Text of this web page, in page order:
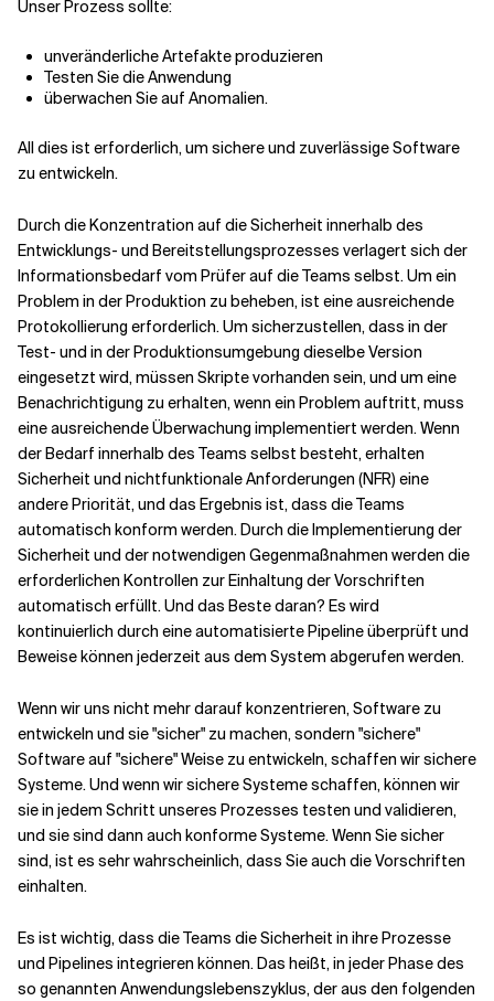
Unser Prozess sollte:
unveränderliche Artefakte produzieren
Testen Sie die Anwendung
überwachen Sie auf Anomalien.
All dies ist erforderlich, um sichere und zuverlässige Software
zu entwickeln.
Durch die Konzentration auf die Sicherheit innerhalb des
Entwicklungs- und Bereitstellungsprozesses verlagert sich der
Informationsbedarf vom Prüfer auf die Teams selbst. Um ein
Problem in der Produktion zu beheben, ist eine ausreichende
Protokollierung erforderlich. Um sicherzustellen, dass in der
Test- und in der Produktionsumgebung dieselbe Version
eingesetzt wird, müssen Skripte vorhanden sein, und um eine
Benachrichtigung zu erhalten, wenn ein Problem auftritt, muss
eine ausreichende Überwachung implementiert werden. Wenn
der Bedarf innerhalb des Teams selbst besteht, erhalten
Sicherheit und nichtfunktionale Anforderungen (NFR) eine
andere Priorität, und das Ergebnis ist, dass die Teams
automatisch konform werden. Durch die Implementierung der
Sicherheit und der notwendigen Gegenmaßnahmen werden die
erforderlichen Kontrollen zur Einhaltung der Vorschriften
automatisch erfüllt. Und das Beste daran? Es wird
kontinuierlich durch eine automatisierte Pipeline überprüft und
Beweise können jederzeit aus dem System abgerufen werden.
Wenn wir uns nicht mehr darauf konzentrieren, Software zu
entwickeln und sie "sicher" zu machen, sondern "sichere"
Software auf "sichere" Weise zu entwickeln, schaffen wir sichere
Systeme. Und wenn wir sichere Systeme schaffen, können wir
sie in jedem Schritt unseres Prozesses testen und validieren,
und sie sind dann auch konforme Systeme. Wenn Sie sicher
sind, ist es sehr wahrscheinlich, dass Sie auch die Vorschriften
einhalten.
Es ist wichtig, dass die Teams die Sicherheit in ihre Prozesse
und Pipelines integrieren können. Das heißt, in jeder Phase des
so genannten Anwendungslebenszyklus, der aus den folgenden